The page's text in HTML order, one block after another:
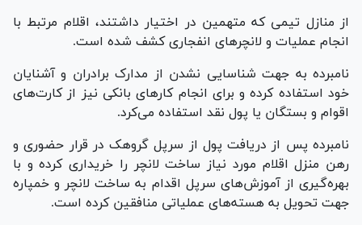
از منازل تیمی که متهمین در اختیار داشتند، اقلام مرتبط با
انجام عملیات و لانچر‌های انفجاری کشف شده است.
نامبرده به جهت شناسایی نشدن از مدارک برادران و آشنایان
خود استفاده کرده و برای انجام کار‌های بانکی نیز از کارت‌های
اقوام و بستگان یا پول نقد استفاده می‌کرد.
نامبرده پس از دریافت پول از سرپل گروهک در قرار حضوری و
رهن منزل اقلام مورد نیاز ساخت لانچر را خریداری کرده و با
بهره‌گیری از آموزش‌های سرپل اقدام به ساخت لانچر و خمپاره
جهت تحویل به هسته‌های عملیاتی منافقین کرده است.